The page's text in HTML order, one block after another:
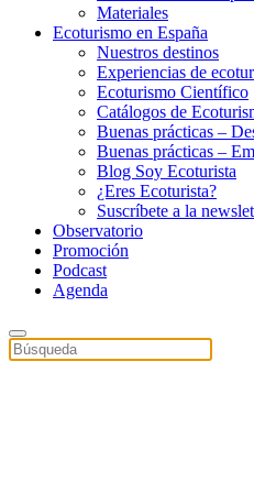
Materiales
Ecoturismo en España
Nuestros destinos
Experiencias de
Ecoturismo Científico
Catálogos de
Buenas prácticas –
Buenas prácticas –
Blog Soy Ecoturista
¿Eres Ecoturista?
Suscríbete a la
Observatorio
Promoción
Podcast
Agenda